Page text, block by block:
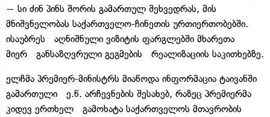
− სი ძინ პინს შორის გამართულ შეხვედრას, მის
მნიშვნელობას საქართველო-ჩინეთის ურთიერთობებში.
ისაუბრეს აღნიშნული ვიზიტის ფარგლებში მხარეთა
მიერ განსაზღვრული გეგმების რეალიზაციის საკითხებზე.
ელჩმა პრემიერ-მინისტრს მიაწოდა ინფორმაცია ტაივანში
გამართული ე.წ. არჩევნების შესახებ, რაზეც პრემიერმა
კიდევ ერთხელ გამოხატა საქართველოს მთავრობის